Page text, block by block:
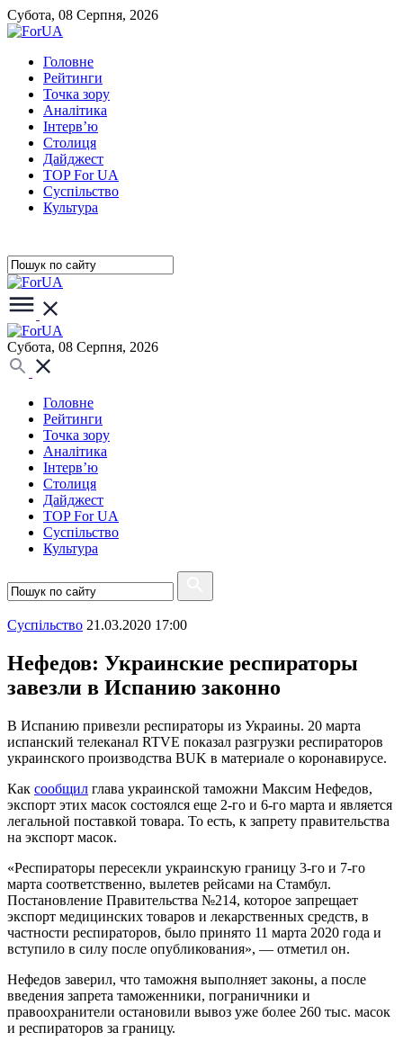
Субота, 08 Серпня, 2026
Головне
Рейтинги
Точка зору
Аналітика
Інтерв’ю
Столиця
Дайджест
TOP For UA
Суспiльство
Культура
Субота, 08 Серпня, 2026
Головне
Рейтинги
Точка зору
Аналітика
Інтерв’ю
Столиця
Дайджест
TOP For UA
Суспiльство
Культура
Суспiльство 21.03.2020 17:00
Нефедов: Украинские респираторы
завезли в Испанию законно
В Испанию привезли респираторы из Украины. 20 марта
испанский телеканал RTVE показал разгрузки респираторов
украинского производства BUK в материале о коронавирусе.
Как сообщил глава украинской таможни Максим Нефедов,
экспорт этих масок состоялся еще 2-го и 6-го марта и является
легальной поставкой товара. То есть, к запрету правительства
на экспорт масок.
«Респираторы пересекли украинскую границу 3-го и 7-го
марта соответственно, вылетев рейсами на Стамбул.
Постановление Правительства №214, которое запрещает
экспорт медицинских товаров и лекарственных средств, в
частности респираторов, было принято 11 марта 2020 года и
вступило в силу после опубликования», — отметил он.
Нефедов заверил, что таможня выполняет законы, а после
введения запрета таможенники, пограничники и
правоохранители остановили вывоз уже более 260 тыс. масок
и респираторов за границу.